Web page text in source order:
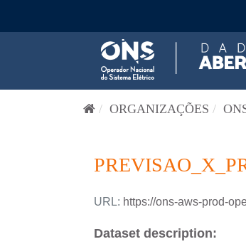
ORGANIZAÇÕES
URL: https://ons-aws-prod-
Dataset description: